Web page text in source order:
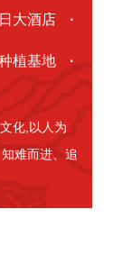
大酒店 ·
植基地 ·
化,以人为
难而进、追